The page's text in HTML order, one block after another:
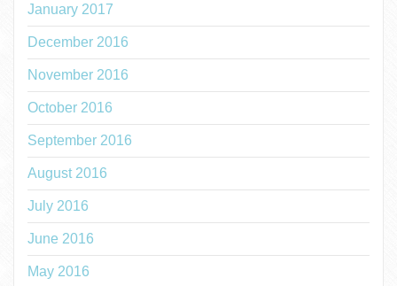
January 2017
December 2016
November 2016
October 2016
September 2016
August 2016
July 2016
June 2016
May 2016